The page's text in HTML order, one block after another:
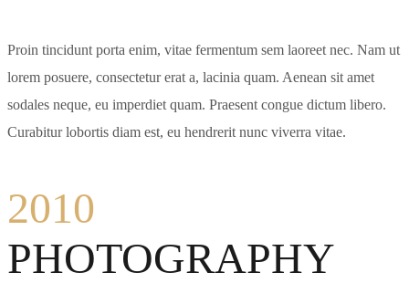
Proin tincidunt porta enim, vitae fermentum sem laoreet nec. Nam ut
lorem posuere, consectetur erat a, lacinia quam. Aenean sit amet
sodales neque, eu imperdiet quam. Praesent congue dictum libero.
Curabitur lobortis diam est, eu hendrerit nunc viverra vitae.
2010
PHOTOGRAPHY